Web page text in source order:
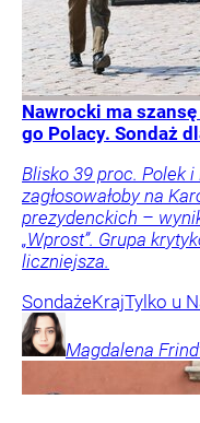
Nawrocki ma
go Polacy. Sondaż
Blisko 39 proc. Polek
zagłosowałoby na
prezydenckich –
„Wprost”. Grupa
liczniejsza.
SondażeKrajTylko u
Magdalena